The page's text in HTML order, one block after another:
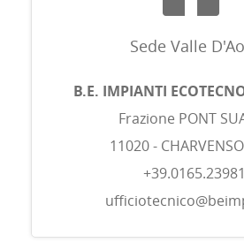
Sede Valle
B.E. IMPIANTI
Frazione PONT
11020 -